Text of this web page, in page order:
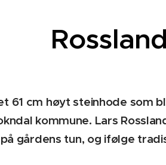
61 cm høyt steinhode som
kommune. Lars
gårdens tun, og ifølge